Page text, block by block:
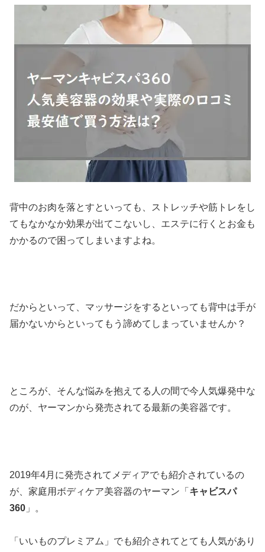
背中のお肉を落とすといっても、ストレッチや筋トレをし
てもなかなか効果が出てこないし、エステに行くとお金も
かかるので困ってしまいますよね。
だからといって、マッサージをするといっても背中は手が
届かないからといってもう諦めてしまっていませんか？
ところが、そんな悩みを抱えてる人の間で今人気爆発中な
のが、ヤーマンから発売されてる最新の美容器です。
2019年4月に発売されてメディアでも紹介されているの
が、家庭用ボディケア美容器のヤーマン「 キャビスパ
360 」。
「いいものプレミアム」でも紹介されてとても人気があり